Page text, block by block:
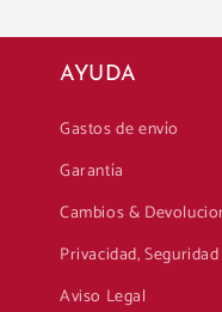
AYUDA
Gastos de envío
Garantía
Cambios &
Privacidad,
Aviso Legal